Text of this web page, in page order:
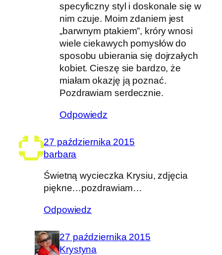
specyficzny styl i doskonale się w
nim czuje. Moim zdaniem jest
„barwnym ptakiem”, króry wnosi
wiele ciekawych pomysłów do
sposobu ubierania się dojrzałych
kobiet. Cieszę sie bardzo, że
miałam okazję ją poznać.
Pozdrawiam serdecznie.
Odpowiedz
27 października 2015
barbara
Świetną wycieczka Krysiu, zdjęcia
piękne…pozdrawiam…
Odpowiedz
27 października 2015
Krystyna